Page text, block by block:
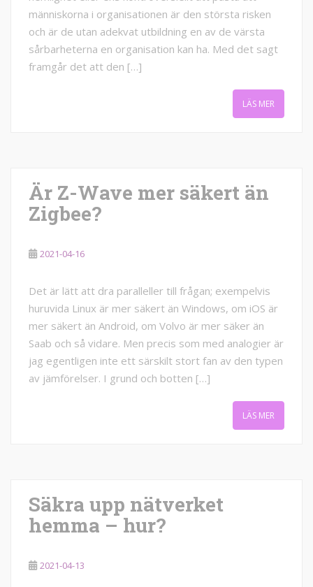
människorna i organisationen är den största risken
och är de utan adekvat utbildning en av de värsta
sårbarheterna en organisation kan ha. Med det sagt
framgår det att den […]
LÄS MER
Är Z-Wave mer säkert än
Zigbee?
2021-04-16
Det är lätt att dra paralleller till frågan; exempelvis
huruvida Linux är mer säkert än Windows, om iOS är
mer säkert än Android, om Volvo är mer säker än
Saab och så vidare. Men precis som med analogier är
jag egentligen inte ett särskilt stort fan av den typen
av jämförelser. I grund och botten […]
LÄS MER
Säkra upp nätverket
hemma – hur?
2021-04-13